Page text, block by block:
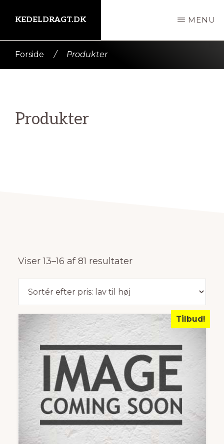
indhold
KEDELDRAGT.DK MENU
Forside / Produkter
Produkter
Viser 13–16 af 81 resultaterSorteret
efter
til
høj
Tilbud!